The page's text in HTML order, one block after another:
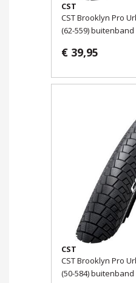
CST
CST Brooklyn Pro
(62-559) buitenband
€ 39,95
CST
CST Brooklyn Pro
(50-584) buitenband